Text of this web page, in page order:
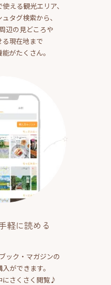
える観光エリア、
タグ検索から、
辺の見どころや
現在地まで
がたくさん。
軽に読める
ック・マガジンの
ができます。
にさくさく閲覧♪